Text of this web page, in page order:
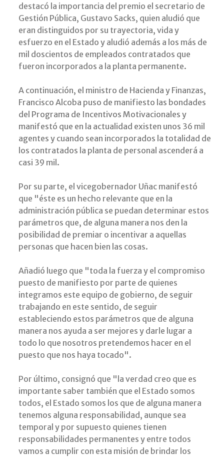
destacó la importancia del premio el secretario de
Gestión Pública, Gustavo Sacks, quien aludió que
eran distinguidos por su trayectoria, vida y
esfuerzo en el Estado y aludió además a los más de
mil doscientos de empleados contratados que
fueron incorporados a la planta permanente.
A continuación, el ministro de Hacienda y Finanzas,
Francisco Alcoba puso de manifiesto las bondades
del Programa de Incentivos Motivacionales y
manifestó que en la actualidad existen unos 36 mil
agentes y cuando sean incorporados la totalidad de
los contratados la planta de personal ascenderá a
casi 39 mil.
Por su parte, el vicegobernador Uñac manifestó
que "éste es un hecho relevante que en la
administración pública se puedan determinar estos
parámetros que, de alguna manera nos den la
posibilidad de premiar o incentivar a aquellas
personas que hacen bien las cosas.
Añadió luego que "toda la fuerza y el compromiso
puesto de manifiesto por parte de quienes
integramos este equipo de gobierno, de seguir
trabajando en este sentido, de seguir
estableciendo estos parámetros que de alguna
manera nos ayuda a ser mejores y darle lugar a
todo lo que nosotros pretendemos hacer en el
puesto que nos haya tocado".
Por último, consignó que "la verdad creo que es
importante saber también que el Estado somos
todos, el Estado somos los que de alguna manera
tenemos alguna responsabilidad, aunque sea
temporal y por supuesto quienes tienen
responsabilidades permanentes y entre todos
vamos a cumplir con esta misión de brindar los